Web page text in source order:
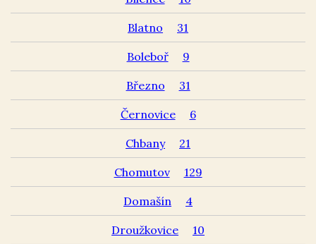
Blatno 31
Boleboř 9
Březno 31
Černovice 6
Chbany 21
Chomutov 129
Domašín 4
Droužkovice 10